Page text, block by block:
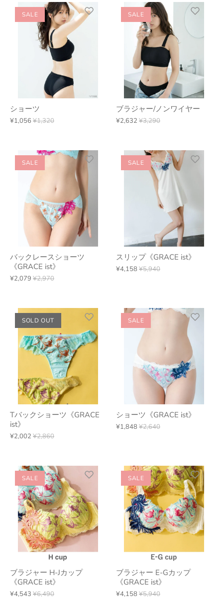
SALE
ショーツ
¥1,056 ¥1,320
SALE
ブラジャー/ノンワイヤー
¥2,632 ¥3,290
SALE
バックレースショーツ
《GRACE ist》
¥2,079 ¥2,970
SALE
スリップ《GRACE ist》
¥4,158¥5,940
SOLD OUT
Tバックショーツ《GRACE
ist》
¥2,002 ¥2,860
SALE
ショーツ《GRACE ist》
¥1,848¥2,640
SALE
ブラジャー H-Jカップ
《GRACE ist》
¥4,543 ¥6,490
SALE
ブラジャー E-Gカップ
《GRACE ist》
¥4,158¥5,940